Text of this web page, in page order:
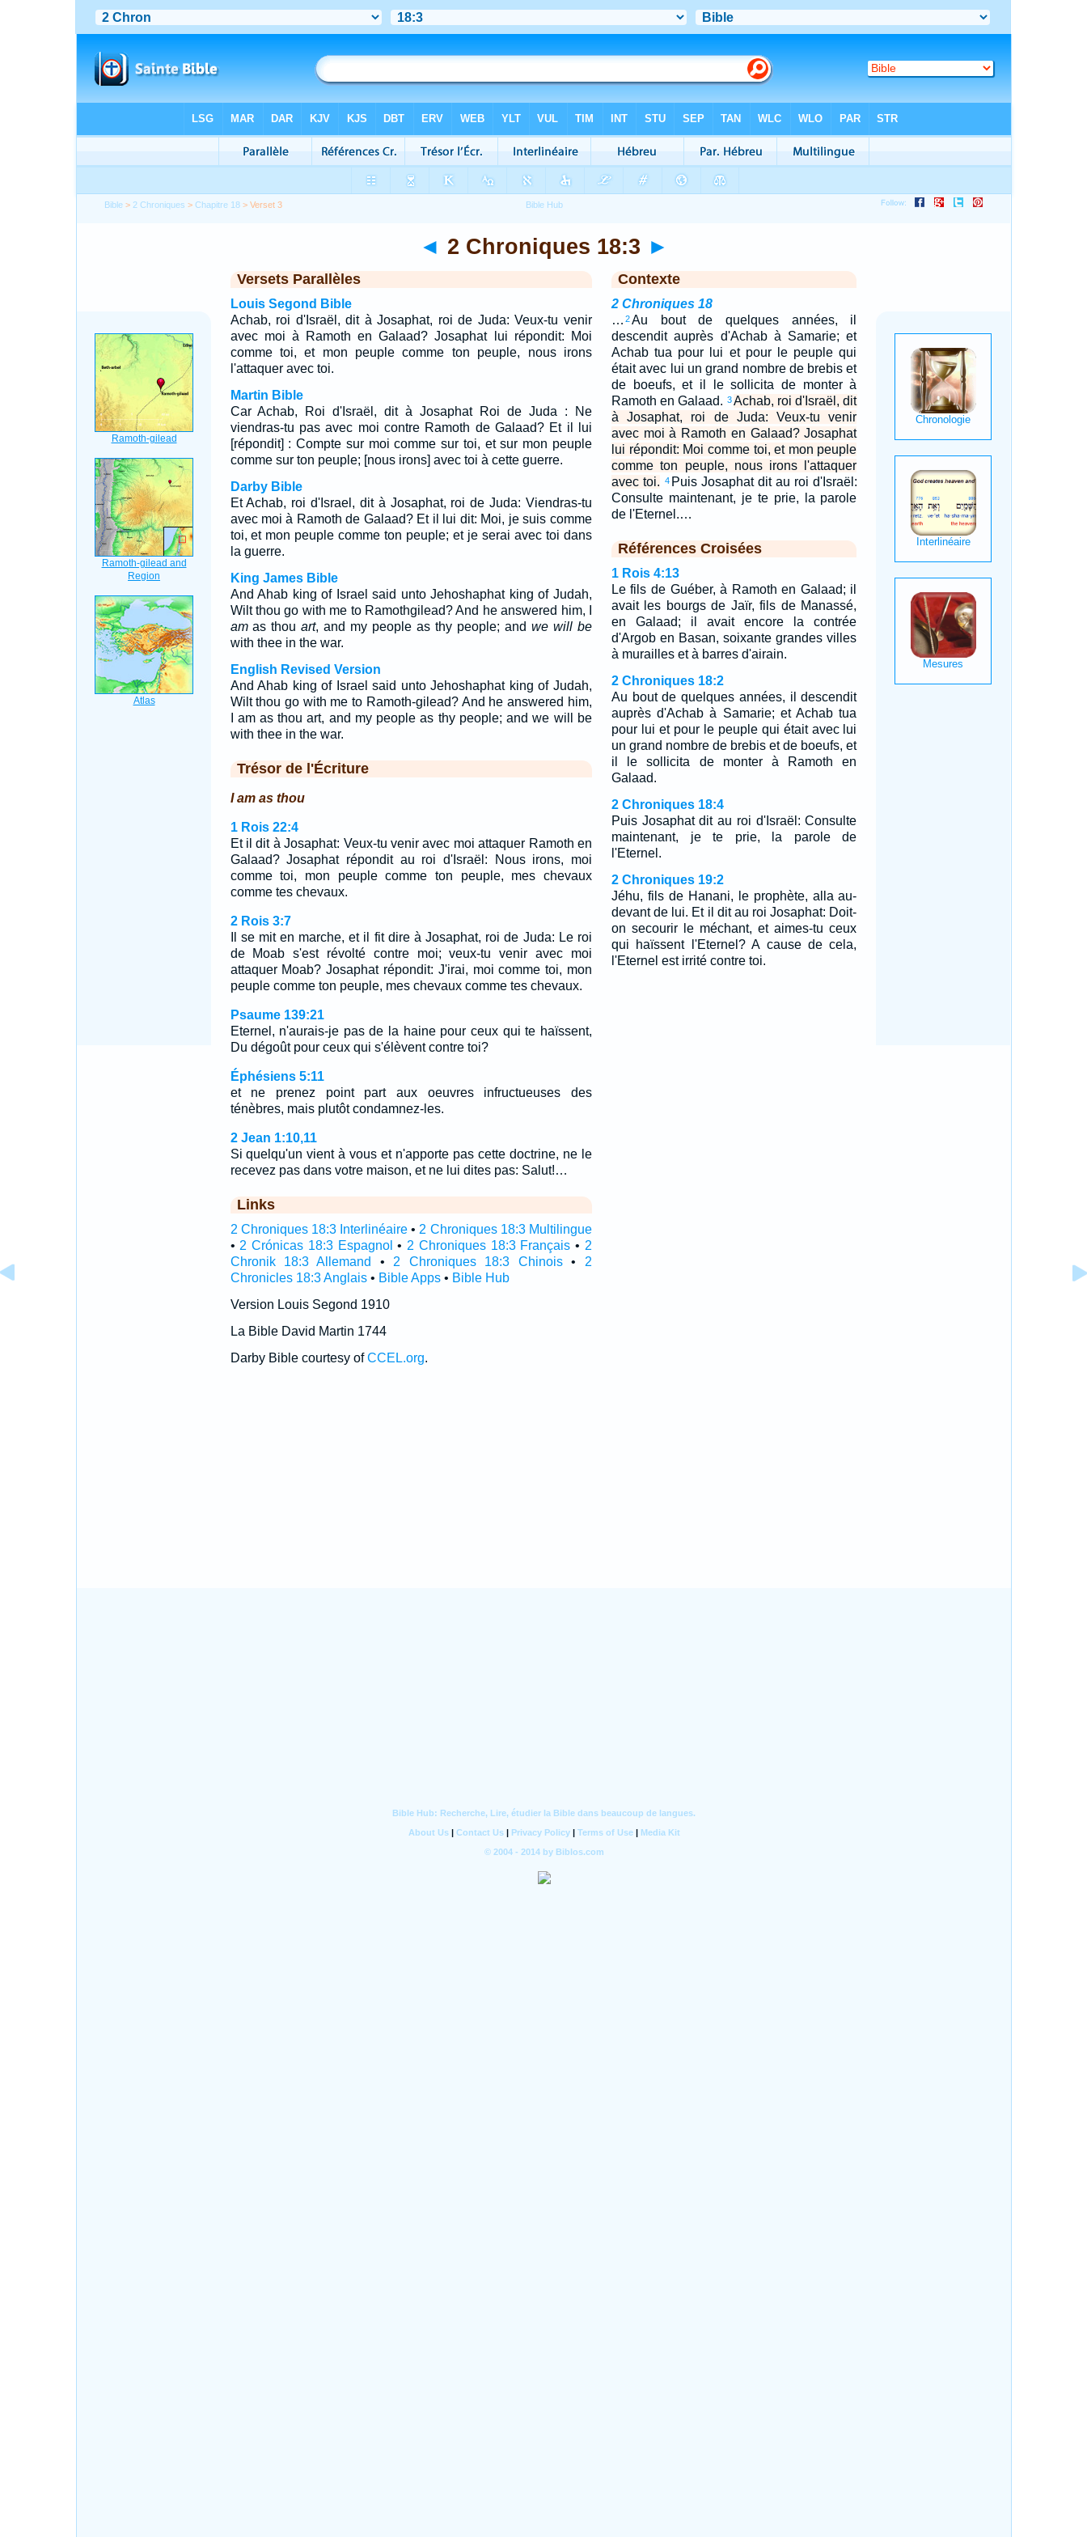
Bible > 2 Chroniques >Chapitre 18 > Verset 3
◄ 2 Chroniques 18:3 ►
Versets Parallèles
Louis Segond Bible
Achab, roi d'Israël, dit à Josaphat, roi de Juda: Veux-tu venir
avec moi à Ramoth en Galaad? Josaphat lui répondit: Moi
comme toi, et mon peuple comme ton peuple, nous irons
l'attaquer avec toi.
Martin Bible
Car Achab, Roi d'Israël, dit à Josaphat Roi de Juda : Ne
viendras-tu pas avec moi contre Ramoth de Galaad? Et il lui
[répondit] : Compte sur moi comme sur toi, et sur mon peuple
comme sur ton peuple; [nous irons] avec toi à cette guerre.
Darby Bible
Et Achab, roi d'Israel, dit à Josaphat, roi de Juda: Viendras-tu
avec moi à Ramoth de Galaad? Et il lui dit: Moi, je suis comme
toi, et mon peuple comme ton peuple; et je serai avec toi dans
la guerre.
King James Bible
And Ahab king of Israel said unto Jehoshaphat king of Judah,
Wilt thou go with me to Ramothgilead? And he answered him, I
amas thouart, and my people as thy people; andwe will be
with thee in the war.
English Revised Version
And Ahab king of Israel said unto Jehoshaphat king of Judah,
Wilt thou go with me to Ramoth-gilead? And he answered him,
I am as thou art, and my people as thy people; and we will be
with thee in the war.
Trésor de l'Écriture
I am as thou
1 Rois 22:4
Et il dit à Josaphat: Veux-tu venir avec moi attaquer Ramoth en
Galaad? Josaphat répondit au roi d'Israël: Nous irons, moi
comme toi, mon peuple comme ton peuple, mes chevaux
comme tes chevaux.
2 Rois 3:7
Il se mit en marche, et il fit dire à Josaphat, roi de Juda: Le roi
de Moab s'est révolté contre moi; veux-tu venir avec moi
attaquer Moab? Josaphat répondit: J'irai, moi comme toi, mon
peuple comme ton peuple, mes chevaux comme tes chevaux.
Psaume 139:21
Eternel, n'aurais-je pas de la haine pour ceux qui te haïssent,
Du dégoût pour ceux qui s'élèvent contre toi?
Éphésiens 5:11
et ne prenez point part aux oeuvres infructueuses des
ténèbres, mais plutôt condamnez-les.
2 Jean 1:10,11
Si quelqu'un vient à vous et n'apporte pas cette doctrine, ne le
recevez pas dans votre maison, et ne lui dites pas: Salut!…
Links
2 Chroniques 18:3 Interlinéaire • 2 Chroniques 18:3 Multilingue
• 2 Crónicas 18:3 Espagnol • 2 Chroniques 18:3 Français • 2
Chronik 18:3 Allemand
• 2 Chroniques 18:3 Chinois• 2
Chronicles 18:3 Anglais• Bible Apps• Bible Hub
Version Louis Segond 1910
La Bible David Martin 1744
Darby Bible courtesy ofCCEL.org.
Contexte
2 Chroniques 18
… 2Au bout de quelques années, il
descendit auprès d'Achab à Samarie; et
Achab tua pour lui et pour le peuple qui
était avec lui un grand nombre de brebis et
de boeufs, et il le sollicita de monter à
Ramoth en Galaad. 3Achab, roi d'Israël, dit
à Josaphat, roi de Juda: Veux-tu venir
avec moi à Ramoth en Galaad? Josaphat
lui répondit: Moi comme toi, et mon peuple
comme ton peuple, nous irons l'attaquer
avec toi. 4 Puis Josaphat dit au roi d'Israël:
Consulte maintenant, je te prie, la parole
de l'Eternel.…
Références Croisées
1 Rois 4:13
Le fils de Guéber, à Ramoth en Galaad; il
avait les bourgs de Jaïr, fils de Manassé,
en Galaad; il avait encore la contrée
d'Argob en Basan, soixante grandes villes
à murailles et à barres d'airain.
2 Chroniques 18:2
Au bout de quelques années, il descendit
auprès d'Achab à Samarie; et Achab tua
pour lui et pour le peuple qui était avec lui
un grand nombre de brebis et de boeufs, et
il le sollicita de monter à Ramoth en
Galaad.
2 Chroniques 18:4
Puis Josaphat dit au roi d'Israël: Consulte
maintenant, je te prie, la parole de
l'Eternel.
2 Chroniques 19:2
Jéhu, fils de Hanani, le prophète, alla au-
devant de lui. Et il dit au roi Josaphat: Doit-
on secourir le méchant, et aimes-tu ceux
qui haïssent l'Eternel? A cause de cela,
l'Eternel est irrité contre toi.